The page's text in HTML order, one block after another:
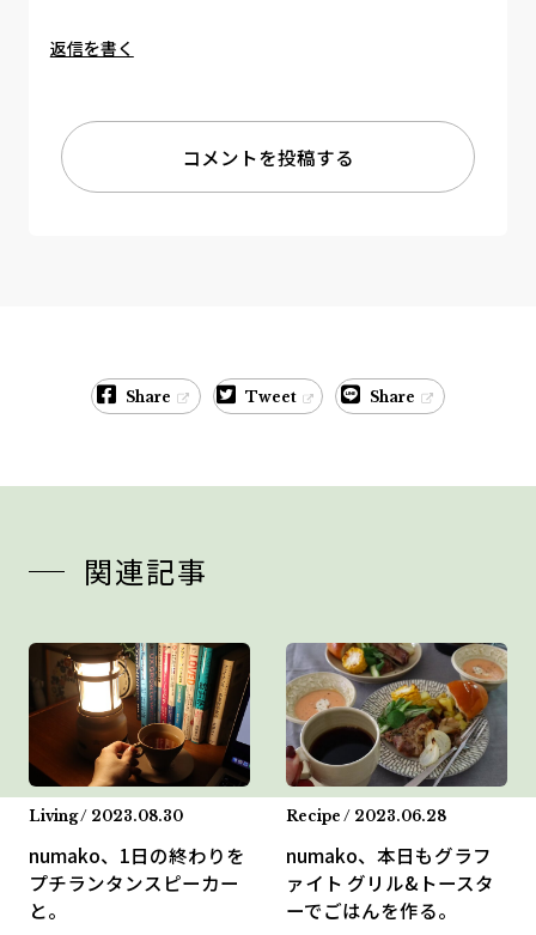
返信を書く
コメントを投稿する
Share Tweet Share
関連記事
Living / 2023.08.30
numako、1日の終わりを
プチランタンスピーカー
と。
Recipe / 2023.06.28
numako、本日もグラフ
ァイト グリル&トースタ
ーでごはんを作る。